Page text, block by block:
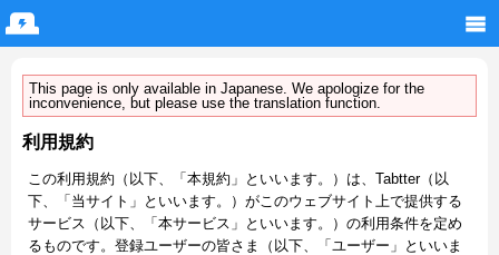
This page is only available in Japanese. We apologize for the
inconvenience, but please use the translation function.
利用規約
この利用規約（以下、「本規約」といいます。）は、Tabtter（以
下、「当サイト」といいます。）がこのウェブサイト上で提供する
サービス（以下、「本サービス」といいます。）の利用条件を定め
るものです。登録ユーザーの皆さま（以下、「ユーザー」といいま